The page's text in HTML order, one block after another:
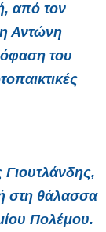
από τον
Αντώνη
του
Γιουτλάνδης,
στη θάλασσα
Πολέμου.